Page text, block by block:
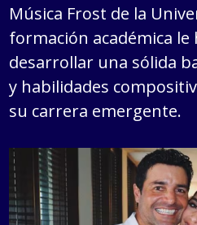
Música Frost de la
formación académica
desarrollar una sólida
y habilidades
su carrera emergente.